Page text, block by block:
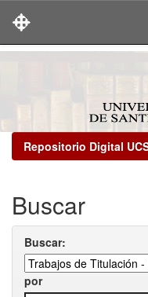
Repositorio Digital
Buscar
Buscar:
por